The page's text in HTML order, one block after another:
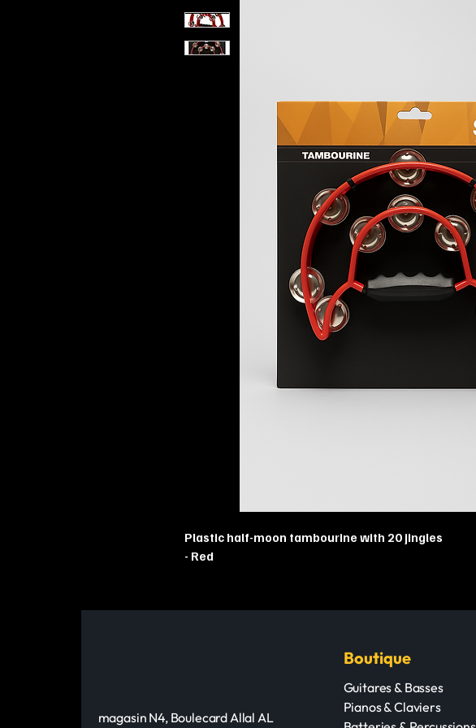
Plastic half-moon tambourine with 20 jingles
- Red
magasin N4, Boulecard Allal AL
Boutique
Guitares & Basses
Pianos & Claviers